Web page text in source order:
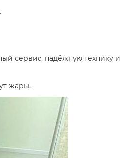
сервис, надёжную технику и
жары.